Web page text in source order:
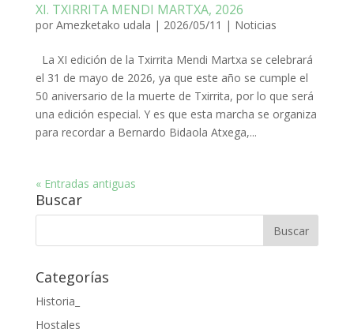
XI. TXIRRITA MENDI MARTXA, 2026
por Amezketako udala | 2026/05/11 | Noticias
La XI edición de la Txirrita Mendi Martxa se celebrará
el 31 de mayo de 2026, ya que este año se cumple el
50 aniversario de la muerte de Txirrita, por lo que será
una edición especial. Y es que esta marcha se organiza
para recordar a Bernardo Bidaola Atxega,...
« Entradas antiguas
Buscar
Categorías
Historia_
Hostales